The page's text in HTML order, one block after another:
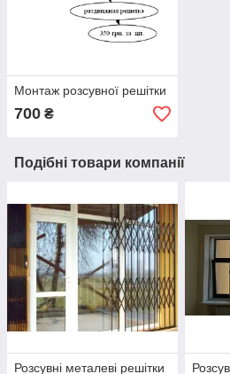
Монтаж розсувної решітки
700 ₴
Подібні товари компанії
Розсувні металеві решітки